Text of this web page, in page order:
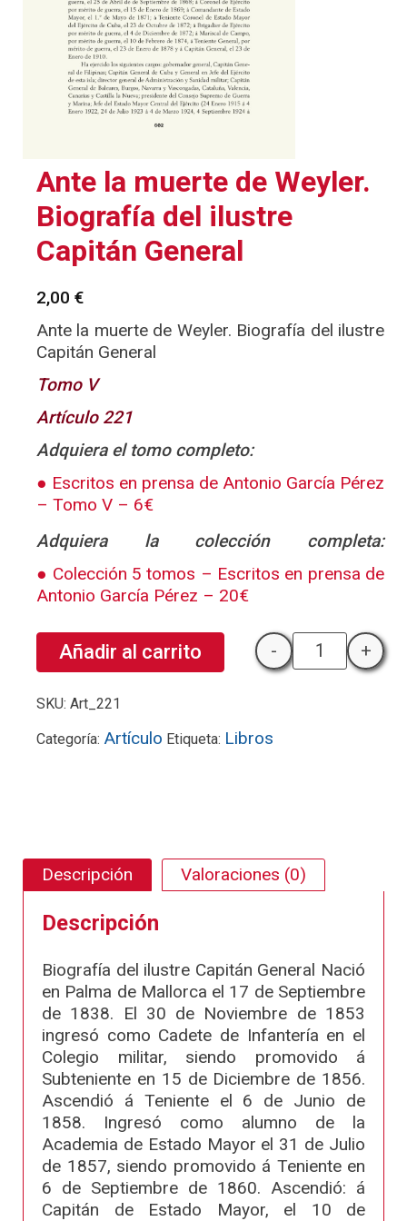
Ante la muerte de Weyler.
Biografía del ilustre
Capitán General
2,00 €
Ante la muerte de Weyler. Biografía del ilustre
Capitán General
Tomo V
Artículo 221
Adquiera el tomo completo:
Escritos en prensa de Antonio García Pérez
– Tomo V – 6€
Adquiera la colección completa:
Colección 5 tomos – Escritos en prensa de
Antonio García Pérez – 20€
Ante la
- +
Añadir al carrito
SKU: Art_221
Categoría: Artículo Etiqueta: Libros
Descripción Valoraciones (0)
Descripción
Biografía del ilustre Capitán General Nació
en Palma de Mallorca el 17 de Septiembre
de 1838. El 30 de Noviembre de 1853
ingresó como Cadete de Infantería en el
Colegio militar, siendo promovido á
Subteniente en 15 de Diciembre de 1856.
Ascendió á Teniente el 6 de Junio de
1858. Ingresó como alumno de la
Academia de Estado Mayor el 31 de Julio
de 1857, siendo promovido á Teniente en
6 de Septiembre de 1860. Ascendió: á
Capitán de Estado Mayor, el 10 de